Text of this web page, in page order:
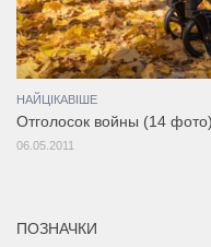
НАЙЦІКАВІШЕ
Отголосок войны (14 фото)
06.05.2011
ПОЗНАЧКИ